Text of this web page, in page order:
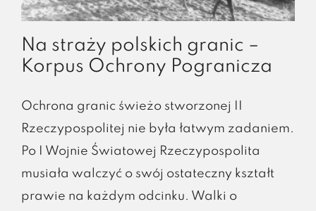
Na straży polskich granic –
Korpus Ochrony Pogranicza
Ochrona granic świeżo stworzonej II
Rzeczypospolitej nie była łatwym zadaniem.
Po I Wojnie Światowej Rzeczypospolita
musiała walczyć o swój ostateczny kształt
prawie na każdym odcinku. Walki o